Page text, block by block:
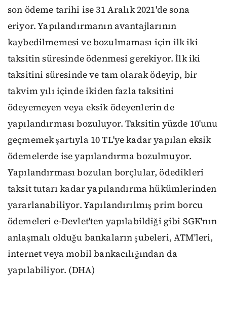
son ödeme tarihi ise 31 Aralık 2021'de sona
eriyor. Yapılandırmanın avantajlarının
kaybedilmemesi ve bozulmaması için ilk iki
taksitin süresinde ödenmesi gerekiyor. İlk iki
taksitini süresinde ve tam olarak ödeyip, bir
takvim yılı içinde ikiden fazla taksitini
ödeyemeyen veya eksik ödeyenlerin de
yapılandırması bozuluyor. Taksitin yüzde 10'unu
geçmemek şartıyla 10 TL'ye kadar yapılan eksik
ödemelerde ise yapılandırma bozulmuyor.
Yapılandırması bozulan borçlular, ödedikleri
taksit tutarı kadar yapılandırma hükümlerinden
yararlanabiliyor. Yapılandırılmış prim borcu
ödemeleri e-Devlet'ten yapılabildiği gibi SGK'nın
anlaşmalı olduğu bankaların şubeleri, ATM'leri,
internet veya mobil bankacılığından da
yapılabiliyor. (DHA)